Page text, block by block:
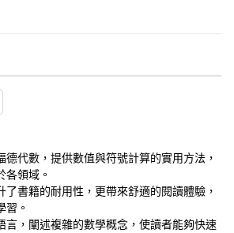
德代數，提供數值與符號計算的實用方法，
各領域。
了書籍的耐用性，更帶來舒適的閱讀體驗，
習。
言，闡述複雜的數學概念，使讀者能夠快速